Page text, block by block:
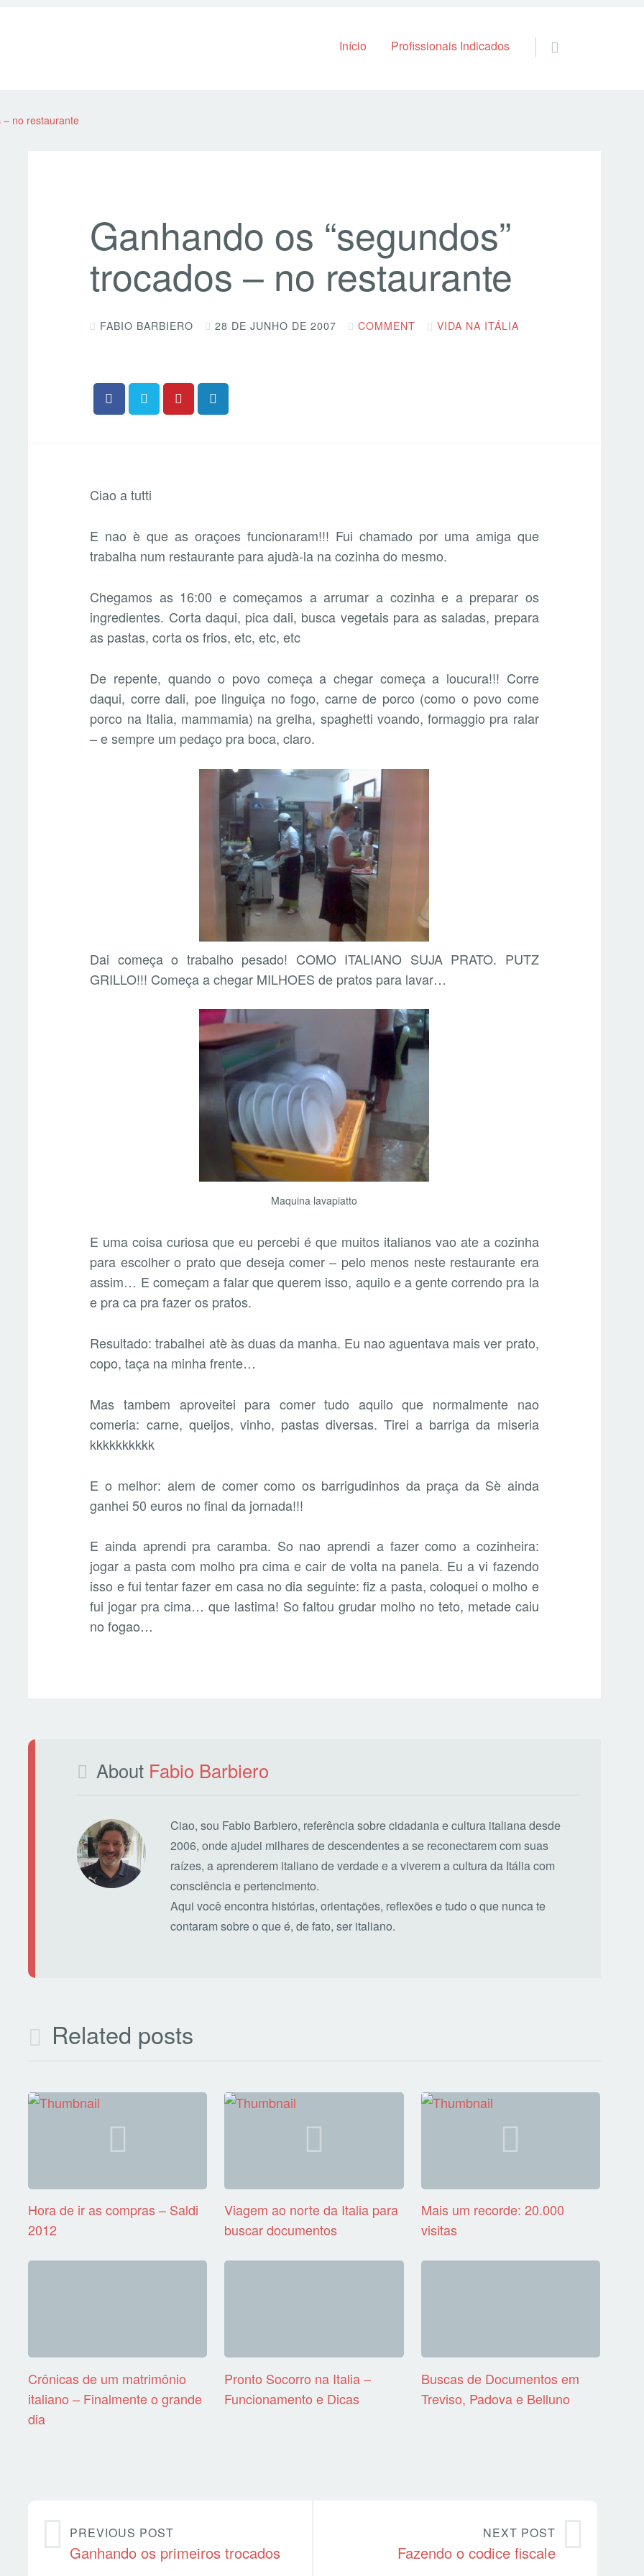
Skip to content
Início Profissionais Indicados
– no restaurante
Ganhando os “segundos”
trocados – no restaurante
FABIO BARBIERO 28 DE JUNHO DE 2007 COMMENT VIDA NA ITÁLIA
Ciao a tutti
E nao è que as oraçoes funcionaram!!! Fui chamado por uma amiga que
trabalha num restaurante para ajudà-la na cozinha do mesmo.
Chegamos as 16:00 e começamos a arrumar a cozinha e a preparar os
ingredientes. Corta daqui, pica dali, busca vegetais para as saladas, prepara
as pastas, corta os frios, etc, etc, etc
De repente, quando o povo começa a chegar começa a loucura!!! Corre
daqui, corre dali, poe linguiça no fogo, carne de porco (como o povo come
porco na Italia, mammamia) na grelha, spaghetti voando, formaggio pra ralar
– e sempre um pedaço pra boca, claro.
Dai começa o trabalho pesado! COMO ITALIANO SUJA PRATO. PUTZ
GRILLO!!! Começa a chegar MILHOES de pratos para lavar…
Maquina lavapiatto
E uma coisa curiosa que eu percebi é que muitos italianos vao ate a cozinha
para escolher o prato que deseja comer – pelo menos neste restaurante era
assim… E começam a falar que querem isso, aquilo e a gente correndo pra la
e pra ca pra fazer os pratos.
Resultado: trabalhei atè às duas da manha. Eu nao aguentava mais ver prato,
copo, taça na minha frente…
Mas tambem aproveitei para comer tudo aquilo que normalmente nao
comeria: carne, queijos, vinho, pastas diversas. Tirei a barriga da miseria
kkkkkkkkkk
E o melhor: alem de comer como os barrigudinhos da praça da Sè ainda
ganhei 50 euros no final da jornada!!!
E ainda aprendi pra caramba. So nao aprendi a fazer como a cozinheira:
jogar a pasta com molho pra cima e cair de volta na panela. Eu a vi fazendo
isso e fui tentar fazer em casa no dia seguinte: fiz a pasta, coloquei o molho e
fui jogar pra cima… que lastima! So faltou grudar molho no teto, metade caiu
no fogao…
About Fabio Barbiero
Ciao, sou Fabio Barbiero, referência sobre cidadania e cultura italiana desde
2006, onde ajudei milhares de descendentes a se reconectarem com suas
raízes, a aprenderem italiano de verdade e a viverem a cultura da Itália com
consciência e pertencimento.
Aqui você encontra histórias, orientações, reflexões e tudo o que nunca te
contaram sobre o que é, de fato, ser italiano.
Related posts
Hora de ir as compras – Saldi
2012
Viagem ao norte da Italia para
buscar documentos
Mais um recorde: 20.000
visitas
Crônicas de um matrimônio
italiano – Finalmente o grande
dia
Pronto Socorro na Italia –
Funcionamento e Dicas
Buscas de Documentos em
Treviso, Padova e Belluno
PREVIOUS POST
Ganhando os primeiros trocados
NEXT POST
Fazendo o codice fiscale